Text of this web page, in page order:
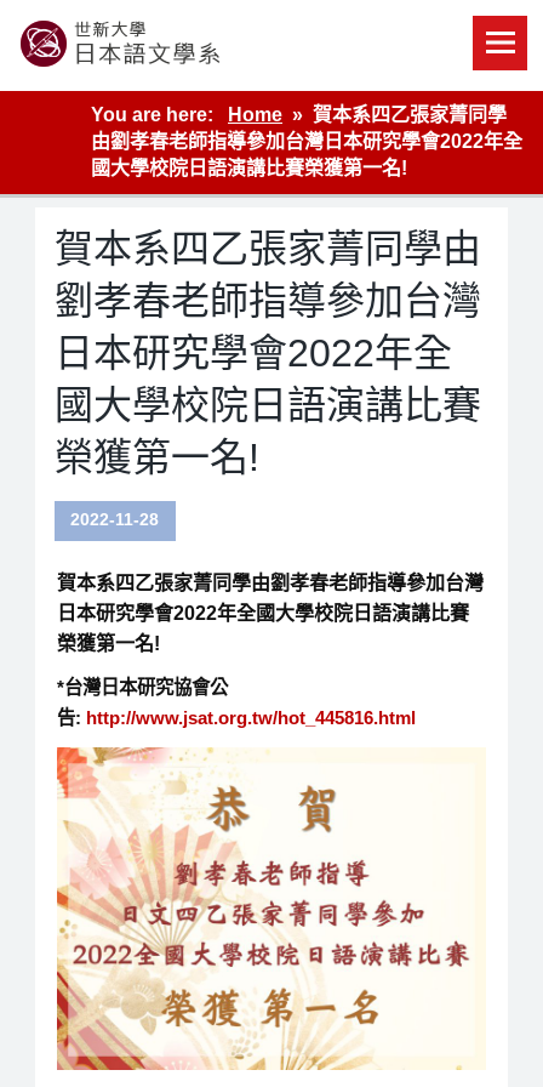
content
世新大學教學單位的網站
You are here:
Home
賀本系四乙張家菁同學
由劉孝春老師指導參加台灣日本研究學會2022年全
國大學校院日語演講比賽榮獲第一名!
賀本系四乙張家菁同學由
劉孝春老師指導參加台灣
日本研究學會2022年全
國大學校院日語演講比賽
榮獲第一名!
2022-11-28
賀本系四乙張家菁同學由劉孝春老師指導參加台灣
日本研究學會2022年全國大學校院日語演講比賽
榮獲第一名!
*台灣日本研究協會公
告: http://www.jsat.org.tw/hot_445816.html